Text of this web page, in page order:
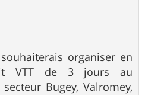
organiser en
VTT de 3 jours au
Bugey, Valromey,